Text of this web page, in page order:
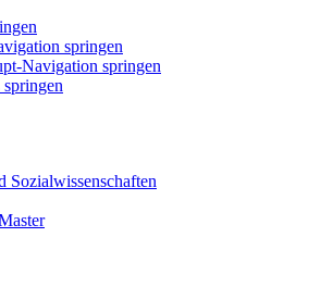
springen
Navigation springen
Sozialwissenschaften